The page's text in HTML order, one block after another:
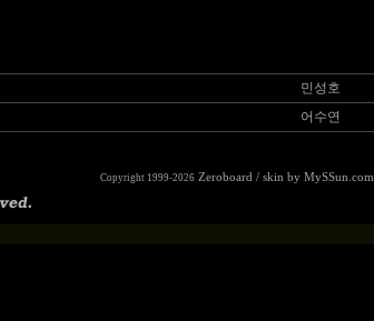
민성호
어수연
Copyright 1999-2026 Zeroboard / skin by MySSun.com